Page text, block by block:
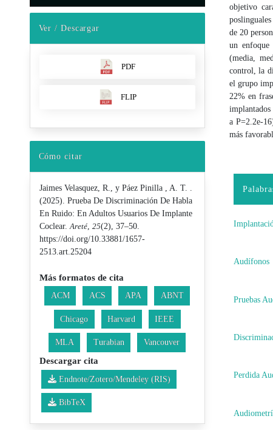
Ver / Descargar
PDF
FLIP
Cómo citar
Jaimes Velasquez, R., y Páez Pinilla , A. T. .
(2025). Prueba De Discriminación De Habla
En Ruido: En Adultos Usuarios De Implante
Coclear. Areté, 25(2), 37–50.
https://doi.org/10.33881/1657-
2513.art.25204
Más formatos de cita
ACM ACS APA ABNT
Chicago Harvard IEEE
MLA Turabian Vancouver
Descargar cita
Endnote/Zotero/Mendeley (RIS)
BibTeX
objetivo
de 20
un enfoque
(media,
control, la
el grupo
22% en
a P=2.2e-
más
Audífonos
Pruebas
Perdida